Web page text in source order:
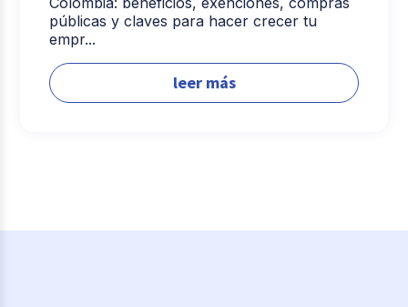
públicas y claves para hacer crecer tu
empr...
leer más